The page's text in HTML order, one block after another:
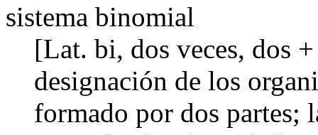
sistema binomial
[Lat. bi, dos veces, dos
designación de los
formado por dos partes;